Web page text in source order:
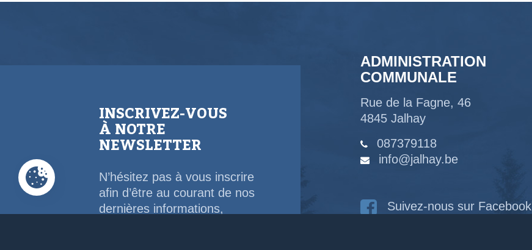
INSCRIVEZ-VOUS
À NOTRE
NEWSLETTER
N’hésitez pas à vous inscrire
afin d’être au courant de nos
dernières informations,
ADMINISTRATION
COMMUNALE
Rue de la Fagne, 46
4845 Jalhay
087379118
info@jalhay.be
Suivez-nous sur Facebook